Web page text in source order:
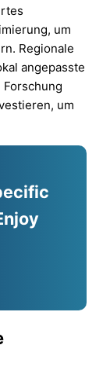
um
Regionale
angepasste
um